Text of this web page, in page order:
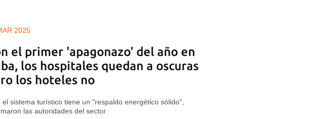
2025
el primer 'apagonazo' del año en
los hospitales quedan a oscuras
los hoteles no
el sistema turístico tiene un "respaldo energético sólido",
las autoridades del sector